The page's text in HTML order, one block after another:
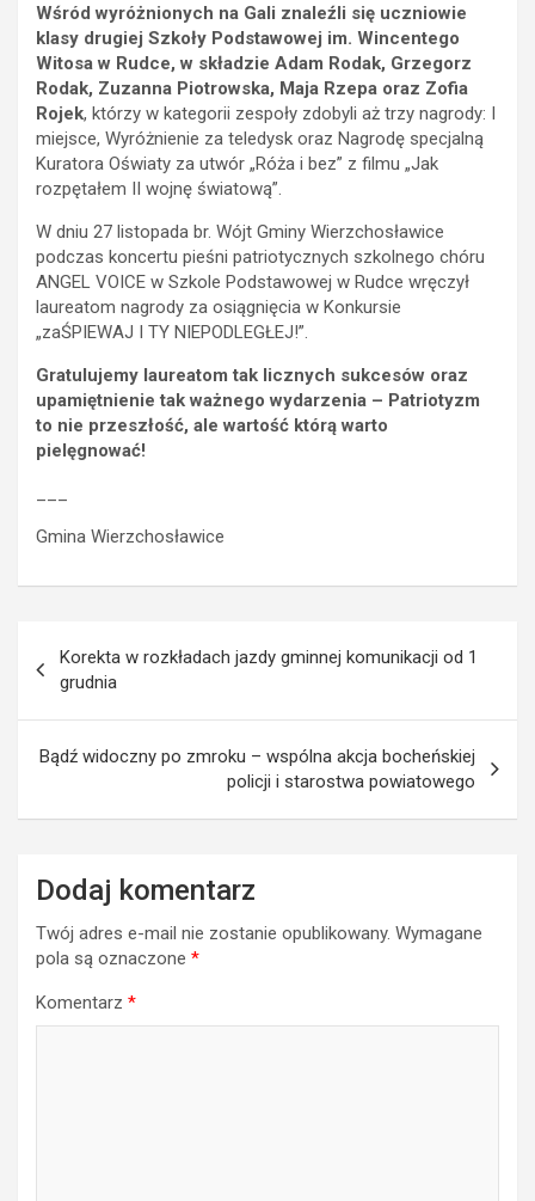
Wśród wyróżnionych na Gali znaleźli się uczniowie
klasy drugiej Szkoły Podstawowej im. Wincentego
Witosa w Rudce, w składzie Adam Rodak, Grzegorz
Rodak, Zuzanna Piotrowska, Maja Rzepa oraz Zofia
Rojek, którzy w kategorii zespoły zdobyli aż trzy nagrody: I
miejsce, Wyróżnienie za teledysk oraz Nagrodę specjalną
Kuratora Oświaty za utwór „Róża i bez” z filmu „Jak
rozpętałem II wojnę światową”.
W dniu 27 listopada br. Wójt Gminy Wierzchosławice
podczas koncertu pieśni patriotycznych szkolnego chóru
ANGEL VOICE w Szkole Podstawowej w Rudce wręczył
laureatom nagrody za osiągnięcia w Konkursie
„zaŚPIEWAJ I TY NIEPODLEGŁEJ!”.
Gratulujemy laureatom tak licznych sukcesów oraz
upamiętnienie tak ważnego wydarzenia – Patriotyzm
to nie przeszłość, ale wartość którą warto
pielęgnować!
Gmina Wierzchosławice
wpisu
Korekta w rozkładach jazdy gminnej komunikacji od 1
grudnia
Bądź widoczny po zmroku – wspólna akcja bocheńskiej
policji i starostwa powiatowego
Dodaj komentarz
Twój adres e-mail nie zostanie opublikowany. Wymagane
pola są oznaczone *
Komentarz *